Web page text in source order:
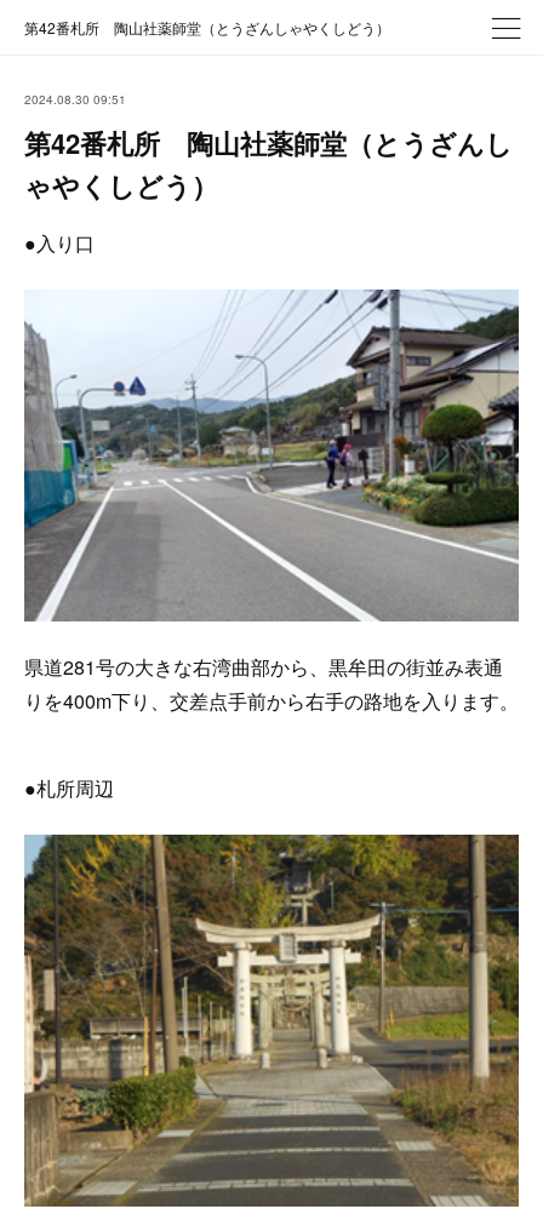
第42番札所 陶山社薬師堂（とうざんしゃやくしどう）
2024.08.30 09:51
第42番札所 陶山社薬師堂（とうざんし
ゃやくしどう）
●入り口
県道281号の大きな右湾曲部から、黒牟田の街並み表通
りを400m下り、交差点手前から右手の路地を入ります。
●札所周辺